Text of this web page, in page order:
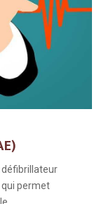
défibrillateur
permet